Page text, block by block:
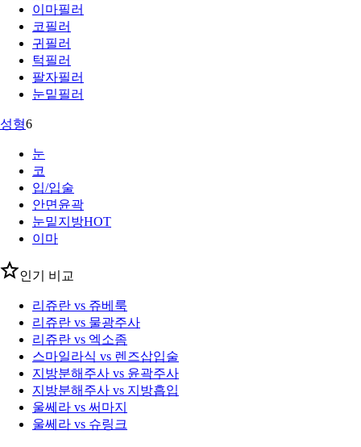
이마필러
코필러
귀필러
턱필러
팔자필러
눈밑필러
성형6
눈
코
입/입술
안면윤곽
눈밑지방HOT
이마
인기 비교
리쥬란 vs 쥬베룩
리쥬란 vs 물광주사
리쥬란 vs 엑소좀
스마일라식 vs 렌즈삽입술
지방분해주사 vs 윤곽주사
지방분해주사 vs 지방흡입
울쎄라 vs 써마지
울쎄라 vs 슈링크